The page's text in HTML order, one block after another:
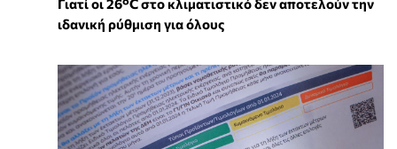
Γιατί οι 26°C στο κλιματιστικό δεν αποτελούν την
ιδανική ρύθμιση για όλους